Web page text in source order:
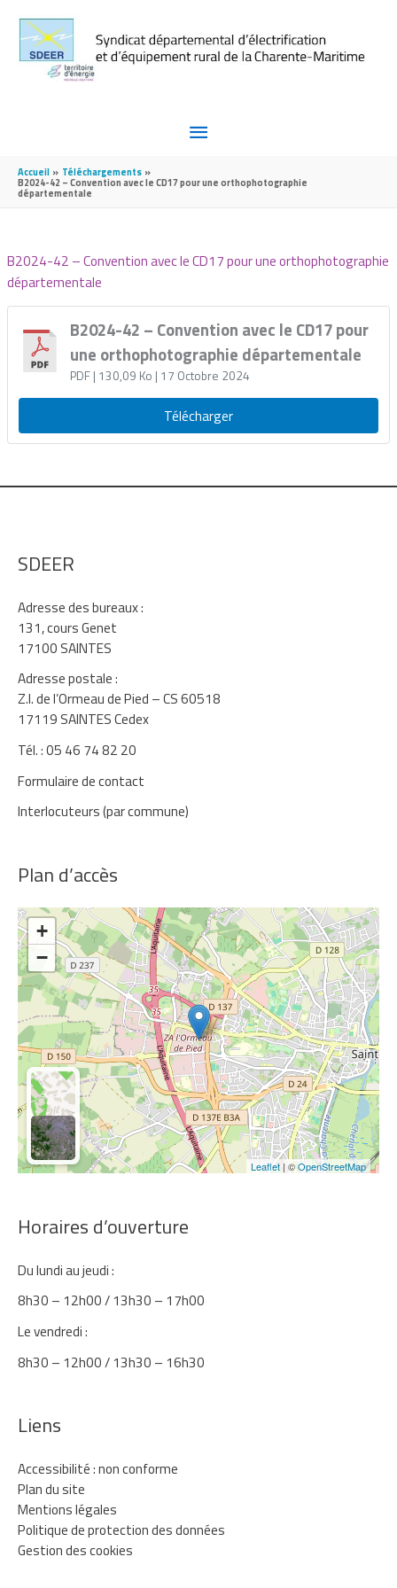
MENU
PRINCIPAL
Accueil Téléchargements
B2024-42 – Convention avec le CD17 pour une orthophotographie
départementale
B2024-42 – Convention avec le CD17 pour une orthophotographie
départementale
B2024-42 – Convention avec le CD17 pour
une orthophotographie départementale
PDF| 130,09 Ko | 17 Octobre 2024
Télécharger
SDEER
Adresse des bureaux :
131, cours Genet
17100 SAINTES
Adresse postale :
Z.I. de l’Ormeau de Pied – CS 60518
17119 SAINTES Cedex
Tél. : 05 46 74 82 20
Formulaire de contact
Interlocuteurs (par commune)
Plan d’accès
+
−
Leaflet | ©OpenStreetMap
Horaires d’ouverture
Du lundi au jeudi :
8h30 – 12h00 / 13h30 – 17h00
Le vendredi :
8h30 – 12h00 / 13h30 – 16h30
Liens
Accessibilité : non conforme
Plan du site
Mentions légales
Politique de protection des données
Gestion des cookies